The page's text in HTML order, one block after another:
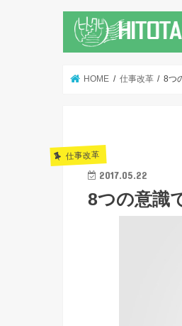
HOME 仕事改革 8つ
仕事改革
2017.05.22
8つの意識